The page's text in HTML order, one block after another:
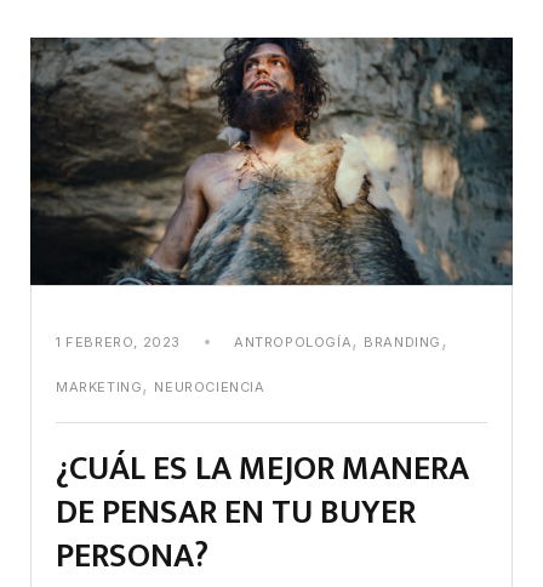
1 FEBRERO, 2023 ANTROPOLOGÍA, BRANDING ,
MARKETING, NEUROCIENCIA
¿CUÁL ES LA MEJOR MANERA
DE PENSAR EN TU BUYER
PERSONA?